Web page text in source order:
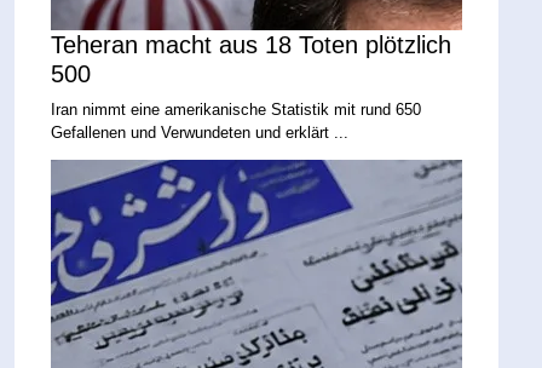
Teheran macht aus 18 Toten plötzlich
500
Iran nimmt eine amerikanische Statistik mit rund 650
Gefallenen und Verwundeten und erklärt ...